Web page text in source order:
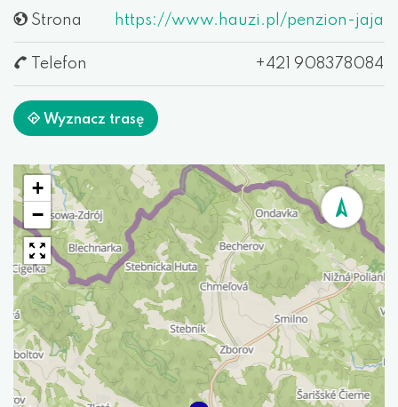
Strona https://www.hauzi.pl/penzion-jaja
Telefon +421 908378084
Wyznacz trasę
+
−